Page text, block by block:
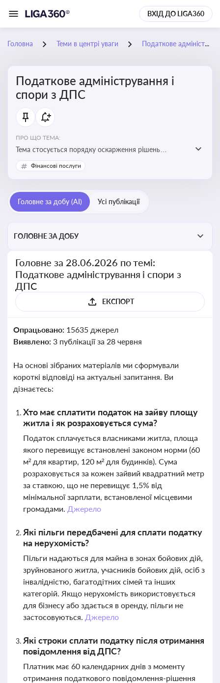
ВХІД ДО LIGA360
Головна Теми в центрі уваги Податкове адміністрування і спори з ДПС
Податкове адміністрування і
спори з ДПС
ПРО ЩО ТЕМА:
Тема стосується порядку оскарження рішень
податкових органів, що виникають внаслідок
податкових перевірок, та механізмів захисту прав
Фінансові послуги
Головне за добу (AI) Усі публікації
ГОЛОВНЕ ЗА ДОБУ
Головне за 28.06.2026 по темі:
Податкове адміністрування і спори з
ДПС
ЕКСПОРТ
Опрацьовано: 15635 джерел
Виявлено: 3 публікації за 28 червня
На основі зібраних матеріалів ми сформували
короткі відповіді на актуальні запитання. Ви
дізнаєтесь:
Хто має сплатити податок на зайву площу
житла і як розраховується сума?
Податок сплачується власниками житла, площа
якого перевищує встановлені законом норми (60
м² для квартир, 120 м² для будинків). Сума
розраховується за кожен зайвий квадратний метр
за ставкою, що не перевищує 1,5% від
мінімальної зарплати, встановленої місцевими
громадами. Джерело
Які пільги передбачені для сплати податку
на нерухомість?
Пільги надаються для майна в зонах бойових дій,
зруйнованого житла, учасників бойових дій, осіб з
інвалідністю, багатодітних сімей та інших
категорій. Якщо нерухомість використовується
для бізнесу або здається в оренду, пільги не
застосовуються. Джерело
Які строки сплати податку після отримання
повідомлення від ДПС?
Платник має 60 календарних днів з моменту
отримання податкового повідомлення-рішення